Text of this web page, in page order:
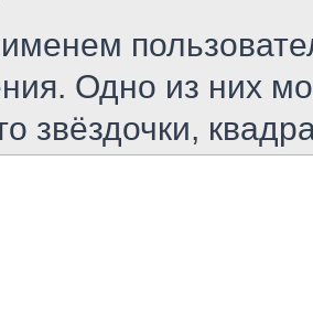
Одно из них
звёздочки,